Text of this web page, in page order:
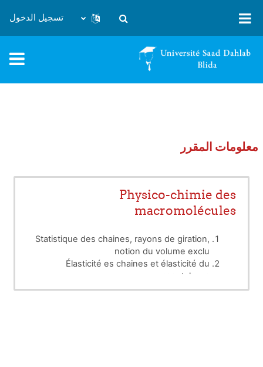
تبديل إدخال البحث
تسجيل الدخول
معلومات المقرر
Physico-chimie des
macromolécules
Statistique des chaines, rayons de giration,
notion du volume exclu
Élasticité es chaines et élasticité du
caoutchouc
Application à la distribution radiale des